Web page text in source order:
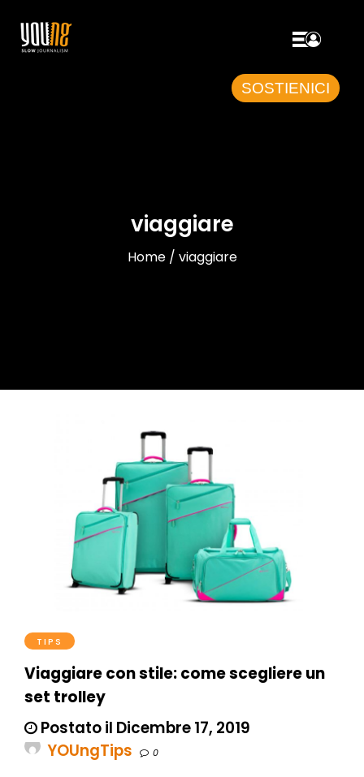
SOSTIENICI
viaggiare
Home / viaggiare
TIPS
Viaggiare con stile: come scegliere un
set trolley
Postato il Dicembre 17, 2019
YOUngTips
0